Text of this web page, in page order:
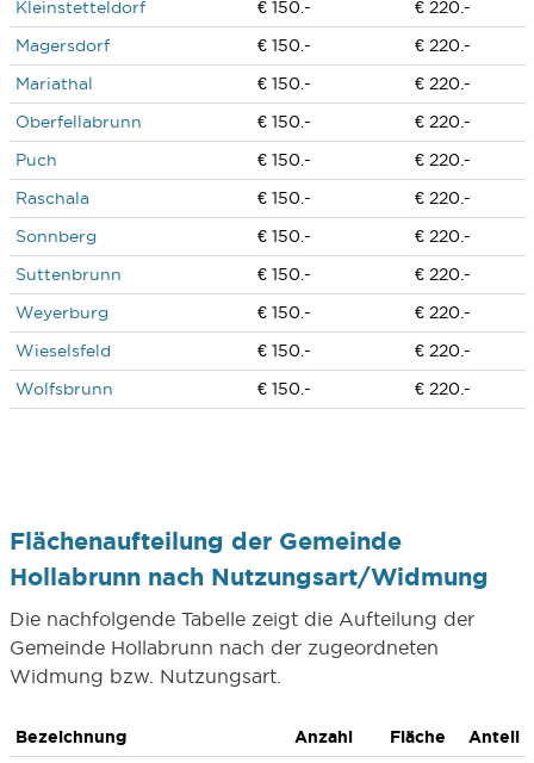
Kleinstetteldorf € 150.-
€ 220.-
Magersdorf
€ 150.-
€ 220.-
Mariathal
€ 150.-
€ 220.-
Oberfellabrunn
€ 150.-
€ 220.-
Puch
€ 150.-
€ 220.-
Raschala
€ 150.-
€ 220.-
Sonnberg
€ 150.-
€ 220.-
Suttenbrunn
€ 150.-
€ 220.-
Weyerburg
€ 150.-
€ 220.-
Wieselsfeld
€ 150.-
€ 220.-
Wolfsbrunn
€ 150.- € 220.-
Flächenaufteilung der Gemeinde
Hollabrunn nach Nutzungsart/Widmung
Die nachfolgende Tabelle zeigt die Aufteilung der
Gemeinde Hollabrunn nach der zugeordneten
Widmung bzw. Nutzungsart.
Bezeichnung Anzahl Fläche
Anteil